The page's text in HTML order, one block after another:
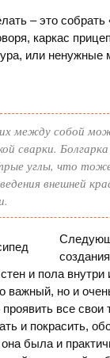
– это
каркас
или ненужные
между собой
сварки.
углы, что
внешней
и пола внутри
важный, но и
все свои
и покрасить,
была и